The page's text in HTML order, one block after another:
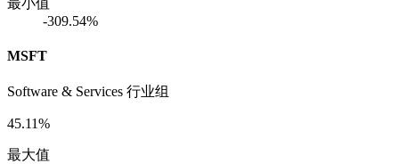
-309.54%
MSFT
Software & Services 行业组
45.11%
最大值